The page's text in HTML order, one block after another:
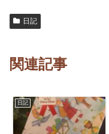
日記
関連記事
日記